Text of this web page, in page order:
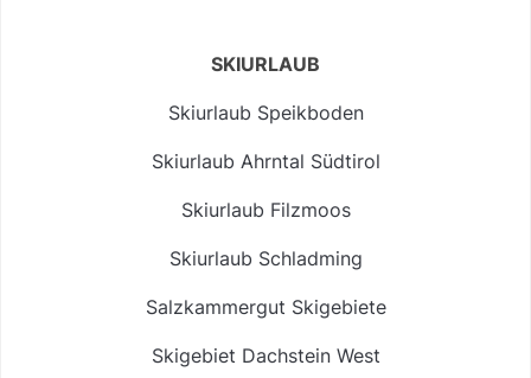
SKIURLAUB
Skiurlaub Speikboden
Skiurlaub Ahrntal Südtirol
Skiurlaub Filzmoos
Skiurlaub Schladming
Salzkammergut Skigebiete
Skigebiet Dachstein West